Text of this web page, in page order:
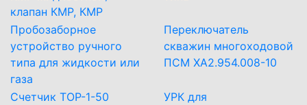
клапан КМР, КМР
Пробозаборное
устройство ручного
типа для жидкости или
газа
Переключатель
скважин многоходовой
ПСМ ХА2.954.008-10
Счетчик ТОР-1-50
УРК для